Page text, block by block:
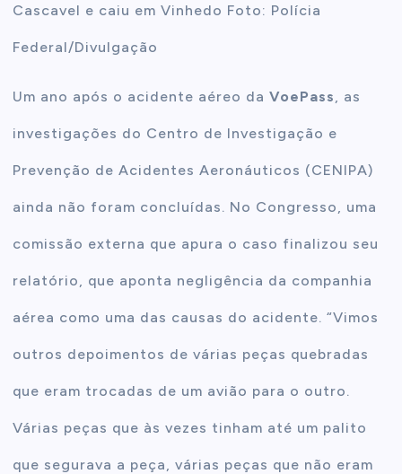
Cascavel e caiu em Vinhedo Foto: Polícia
Federal/Divulgação
Um ano após o acidente aéreo daVoePass, as
investigações do Centro de Investigação e
Prevenção de Acidentes Aeronáuticos (CENIPA)
ainda não foram concluídas. No Congresso, uma
comissão externa que apura o caso finalizou seu
relatório, que aponta negligência da companhia
aérea como uma das causas do acidente. “Vimos
outros depoimentos de várias peças quebradas
que eram trocadas de um avião para o outro.
Várias peças que às vezes tinham até um palito
que segurava a peça, várias peças que não eram